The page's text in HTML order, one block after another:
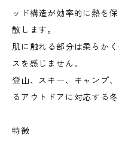
ッド構造が効率的に熱を
散します。
肌に触れる部分は柔らか
スを感じません。
登山、スキー、キャンプ
るアウトドアに対応する
特徴